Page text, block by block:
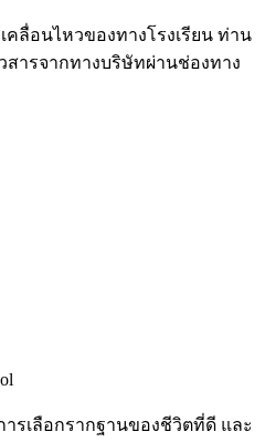
คลื่อนไหวของทางโรงเรียน ท่าน
สารจากทางบริษัทผ่านช่องทาง
ารเลือกรากฐานของชีวิตที่ดี และ